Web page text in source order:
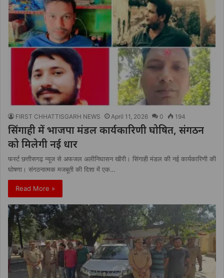
FIRST CHHATTISGARH NEWS April 11, 2026 0 194
सिंगाही में भाजपा मंडल कार्यकारिणी घोषित, संगठन
को मिलेगी नई धार
फर्स्ट छत्तीसगढ़ न्यूज से अफजल अलीनिघासन खीरी। सिंगाही मंडल की नई कार्यकारिणी की
घोषणा। संगठनात्मक मजबूती की दिशा में एक…
Read More »